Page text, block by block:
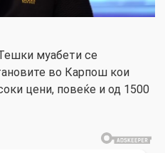
муабети се
во Карпош кои
цени, повеќе и од 1500